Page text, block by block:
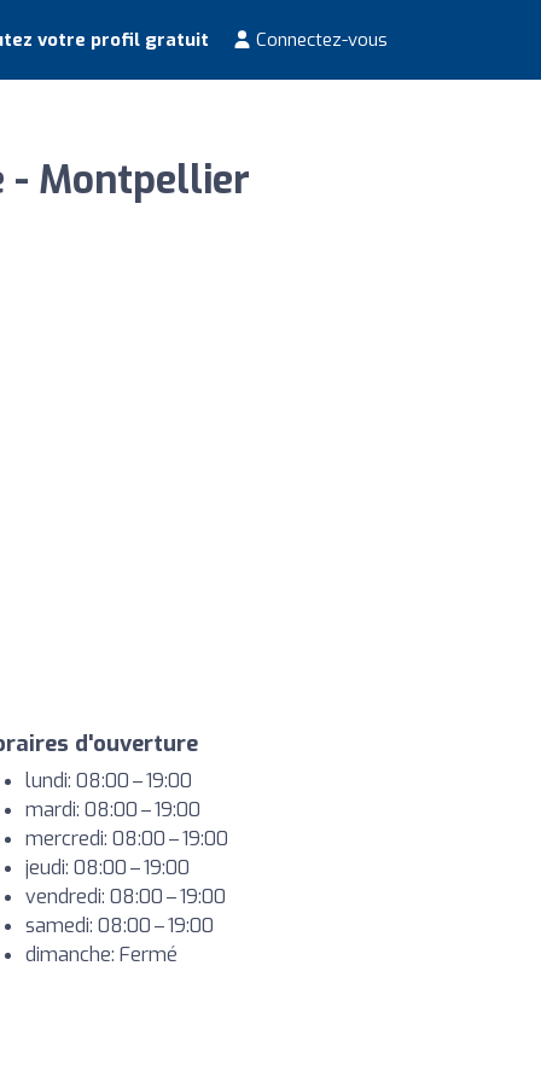
votre profil gratuit Connectez-vous
- Montpellier
d'ouverture
lundi: 08:00 – 19:00
mardi: 08:00 – 19:00
mercredi: 08:00 – 19:00
jeudi: 08:00 – 19:00
vendredi: 08:00 – 19:00
samedi: 08:00 – 19:00
dimanche: Fermé